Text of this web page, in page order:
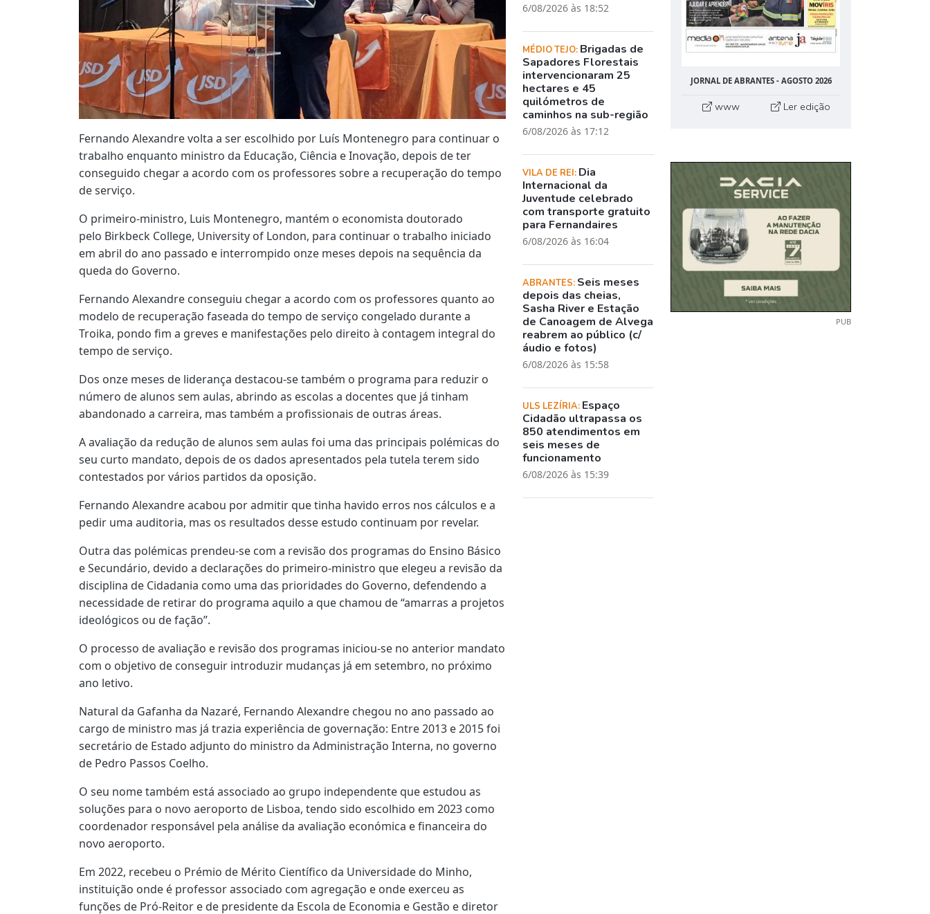
Fernando Alexandre volta a ser escolhido por Luís Montenegro para continuar o
trabalho enquanto ministro da Educação, Ciência e Inovação, depois de ter
conseguido chegar a acordo com os professores sobre a recuperação do tempo
de serviço.
O primeiro-ministro, Luis Montenegro, mantém o economista doutorado
pelo Birkbeck College, University of London, para continuar o trabalho iniciado
em abril do ano passado e interrompido onze meses depois na sequência da
queda do Governo.
Fernando Alexandre conseguiu chegar a acordo com os professores quanto ao
modelo de recuperação faseada do tempo de serviço congelado durante a
Troika, pondo fim a greves e manifestações pelo direito à contagem integral do
tempo de serviço.
Dos onze meses de liderança destacou-se também o programa para reduzir o
número de alunos sem aulas, abrindo as escolas a docentes que já tinham
abandonado a carreira, mas também a profissionais de outras áreas.
A avaliação da redução de alunos sem aulas foi uma das principais polémicas do
seu curto mandato, depois de os dados apresentados pela tutela terem sido
contestados por vários partidos da oposição.
Fernando Alexandre acabou por admitir que tinha havido erros nos cálculos e a
pedir uma auditoria, mas os resultados desse estudo continuam por revelar.
Outra das polémicas prendeu-se com a revisão dos programas do Ensino Básico
e Secundário, devido a declarações do primeiro-ministro que elegeu a revisão da
disciplina de Cidadania como uma das prioridades do Governo, defendendo a
necessidade de retirar do programa aquilo a que chamou de “amarras a projetos
ideológicos ou de fação”.
O processo de avaliação e revisão dos programas iniciou-se no anterior mandato
com o objetivo de conseguir introduzir mudanças já em setembro, no próximo
ano letivo.
Natural da Gafanha da Nazaré, Fernando Alexandre chegou no ano passado ao
cargo de ministro mas já trazia experiência de governação: Entre 2013 e 2015 foi
secretário de Estado adjunto do ministro da Administração Interna, no governo
de Pedro Passos Coelho.
O seu nome também está associado ao grupo independente que estudou as
soluções para o novo aeroporto de Lisboa, tendo sido escolhido em 2023 como
coordenador responsável pela análise da avaliação económica e financeira do
novo aeroporto.
Em 2022, recebeu o Prémio de Mérito Científico da Universidade do Minho,
instituição onde é professor associado com agregação e onde exerceu as
funções de Pró-Reitor e de presidente da Escola de Economia e Gestão e diretor
6/08/2026 às 18:52
MÉDIO TEJO: Brigadas de
Sapadores Florestais
intervencionaram 25
hectares e 45
quilómetros de
caminhos na sub-região
6/08/2026 às 17:12
VILA DE REI: Dia
Internacional da
Juventude celebrado
com transporte gratuito
para Fernandaires
6/08/2026 às 16:04
ABRANTES: Seis meses
depois das cheias,
Sasha River e Estação
de Canoagem de Alvega
reabrem ao público (c/
áudio e fotos)
6/08/2026 às 15:58
ULS LEZÍRIA: Espaço
Cidadão ultrapassa os
850 atendimentos em
seis meses de
funcionamento
6/08/2026 às 15:39
JORNAL DE ABRANTES - AGOSTO 2026
www Ler edição
PUB